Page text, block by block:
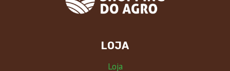
LOJA
Loja